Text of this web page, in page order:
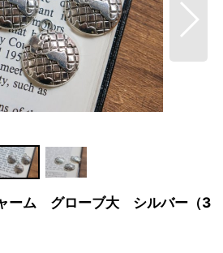
ーム グローブ大 シルバー（3